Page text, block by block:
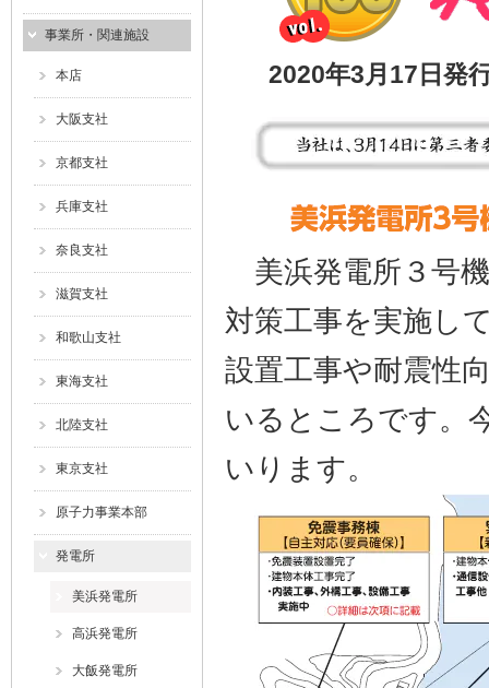
2020年3月17日発
美浜発電所３号
対策工事を実施し
設置工事や耐震性
いるところです。
いります。
事業所・関連施設
本店
大阪支社
京都支社
兵庫支社
奈良支社
滋賀支社
和歌山支社
東海支社
北陸支社
東京支社
原子力事業本部
発電所
美浜発電所
高浜発電所
大飯発電所